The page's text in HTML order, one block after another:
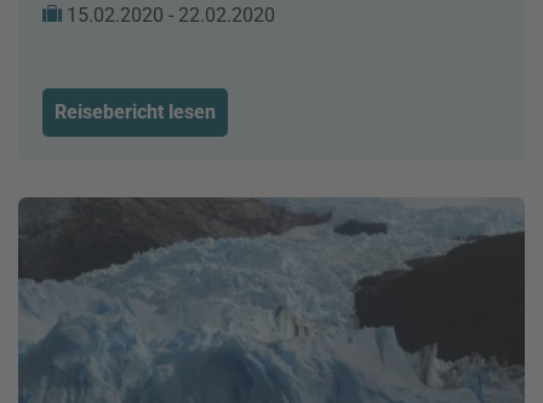
15.02.2020 - 22.02.2020
Reisebericht lesen